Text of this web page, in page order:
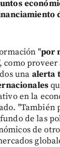
"por
como proveer
una alerta
en la
"También
de las
de